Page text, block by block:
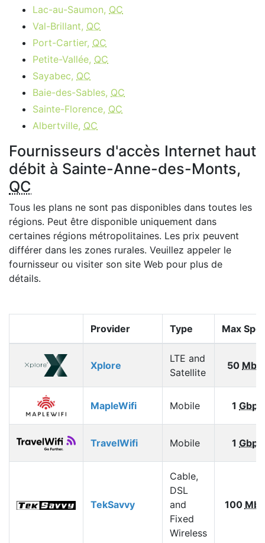
Lac-au-Saumon, QC
Val-Brillant, QC
Port-Cartier, QC
Petite-Vallée, QC
Sayabec, QC
Baie-des-Sables, QC
Sainte-Florence, QC
Albertville, QC
Fournisseurs d'accès Internet haut
débit à Sainte-Anne-des-Monts,
QC
Tous les plans ne sont pas disponibles dans toutes les
régions. Peut être disponible uniquement dans
certaines régions métropolitaines. Les prix peuvent
différer dans les zones rurales. Veuillez appeler le
fournisseur ou visiter son site Web pour plus de
détails.
Provider Type Max
Xplore
LTE and
Satellite
50
MapleWifi Mobile 1 Gbps
TravelWifi Mobile 1 Gbps
TekSavvy
Cable,
DSL
and
Fixed
Wireless
100